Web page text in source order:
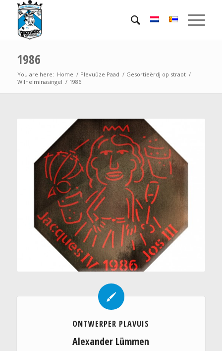
1986
You are here: Home / Plevuûze Paad / Gesortieërdj op straot /
Wilhelminasingel / 1986
ONTWERPER PLAVUIS
Alexander Lümmen